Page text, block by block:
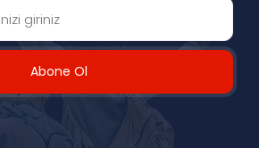
Abone Ol